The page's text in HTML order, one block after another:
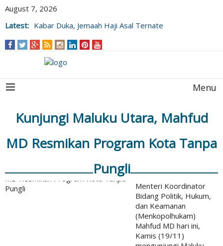
August 7, 2026
Latest: Kabar Duka, Jemaah Haji Asal Ternate
Menu
Kunjungi Maluku Utara, Mahfud
MD Resmikan Program Kota Tanpa
Pungli
Menteri Koordinator
Bidang Politik, Hukum,
dan Keamanan
(Menkopolhukam)
Mahfud MD hari ini,
Kamis (19/11)